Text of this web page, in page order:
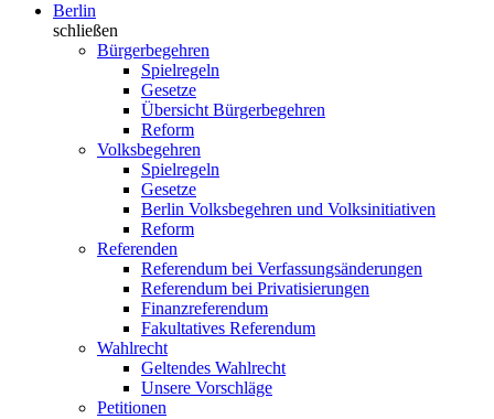
Berlin
schließen
Bürgerbegehren
Spielregeln
Gesetze
Übersicht Bürgerbegehren
Reform
Volksbegehren
Spielregeln
Gesetze
Berlin Volksbegehren und Volksinitiativen
Reform
Referenden
Referendum bei Verfassungsänderungen
Referendum bei Privatisierungen
Finanzreferendum
Fakultatives Referendum
Wahlrecht
Geltendes Wahlrecht
Unsere Vorschläge
Petitionen